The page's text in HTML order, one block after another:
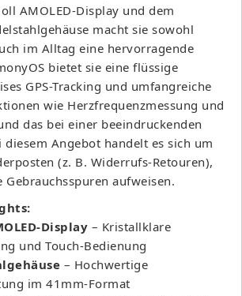
AMOLED-Display und dem
macht sie sowohl
im Alltag eine hervorragende
bietet sie eine flüssige
GPS-Tracking und umfangreiche
wie Herzfrequenzmessung und
das bei einer beeindruckenden
Angebot handelt es sich um
(z. B. Widerrufs-Retouren),
Gebrauchsspuren aufweisen.
Display – Kristallklare
und Touch-Bedienung
– Hochwertige
im 41mm-Format